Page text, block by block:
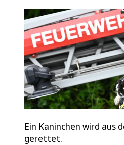
Ein Kaninchen wird aus
gerettet.